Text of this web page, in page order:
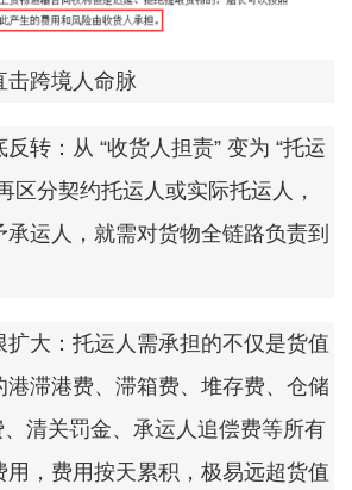
跨境人命脉
：从 “收货人担责” 变为 “托运
区分契约托运人或实际托运人，
承运人，就需对货物全链路负责到
大：托运人需承担的不仅是货值
港滞港费、滞箱费、堆存费、仓储
清关罚金、承运人追偿费等所有
用，费用按天累积，极易远超货值